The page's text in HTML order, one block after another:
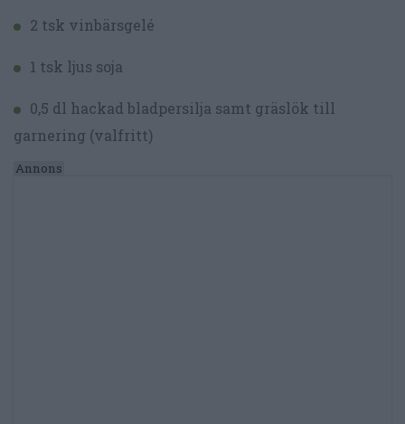
2 tsk vinbärsgelé
1 tsk ljus soja
0,5 dl hackad bladpersilja samt gräslök till
garnering (valfritt)